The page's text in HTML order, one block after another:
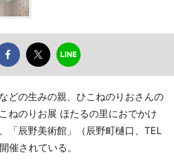
どの生みの親、ひこねのりおさんの
ねのりお展 ほたるの里におでかけ
「辰野美術館」（辰野町樋口、TEL
催されている。